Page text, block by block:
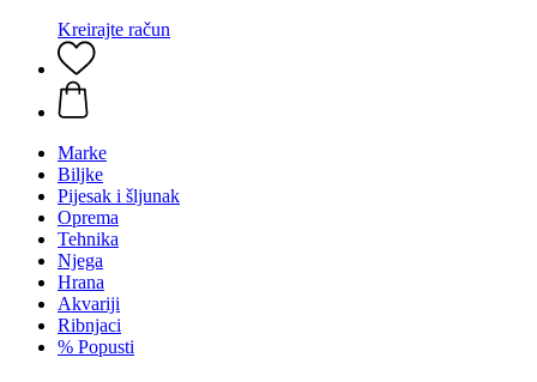
Kreirajte račun
Marke
Biljke
Pijesak i šljunak
Oprema
Tehnika
Njega
Hrana
Akvariji
Ribnjaci
% Popusti